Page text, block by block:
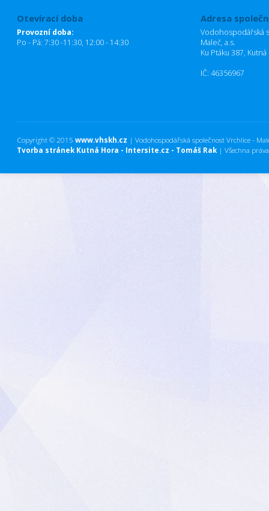
Otevírací doba
Provozní doba:
Po - Pá: 7:30 -11:30, 12:00 - 14:30
Adresa
Vodohospodářská
Maleč, a.s.
Ku Ptáku 387,
IČ: 46356967
Copyright © 2015 www.vhskh.cz | Vodohospodářská společnost Vrchlice -
Tvorba stránek Kutná Hora - Intersite.cz - Tomáš Rak | Všechna